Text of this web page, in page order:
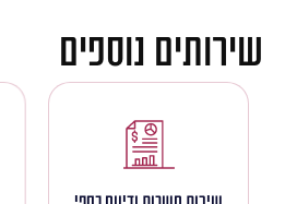
שירותים נוספים